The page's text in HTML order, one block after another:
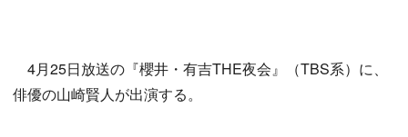
4月25日放送の『櫻井・有吉THE夜会』（TBS系）に、
俳優の山崎賢人が出演する。